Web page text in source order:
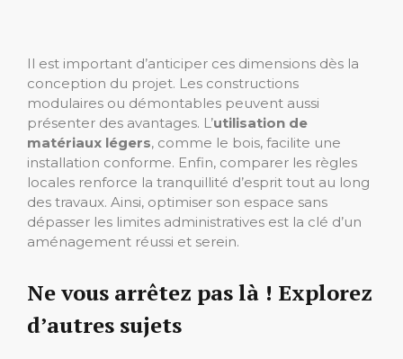
Il est important d’anticiper ces dimensions dès la
conception du projet. Les constructions
modulaires ou démontables peuvent aussi
présenter des avantages. L’utilisation de
matériaux légers, comme le bois, facilite une
installation conforme. Enfin, comparer les règles
locales renforce la tranquillité d’esprit tout au long
des travaux. Ainsi, optimiser son espace sans
dépasser les limites administratives est la clé d’un
aménagement réussi et serein.
Ne vous arrêtez pas là ! Explorez
d’autres sujets